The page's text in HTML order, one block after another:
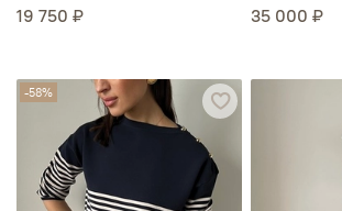
19 750 ₽
35 000 ₽
-58%